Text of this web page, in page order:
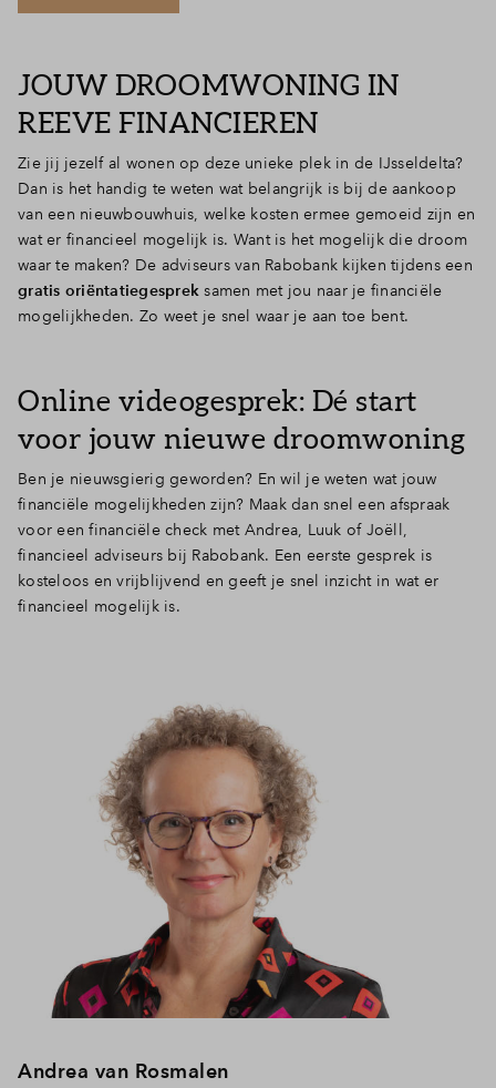
JOUW DROOMWONING IN
REEVE FINANCIEREN
Zie jij jezelf al wonen op deze unieke plek in de IJsseldelta?
Dan is het handig te weten wat belangrijk is bij de aankoop
van een nieuwbouwhuis, welke kosten ermee gemoeid zijn en
wat er financieel mogelijk is. Want is het mogelijk die droom
waar te maken? De adviseurs van Rabobank kijken tijdens een
gratis oriëntatiegesprek samen met jou naar je financiële
mogelijkheden. Zo weet je snel waar je aan toe bent.
Online videogesprek: Dé start
voor jouw nieuwe droomwoning
Ben je nieuwsgierig geworden? En wil je weten wat jouw
financiële mogelijkheden zijn? Maak dan snel een afspraak
voor een financiële check met Andrea, Luuk of Joëll,
financieel adviseurs bij Rabobank. Een eerste gesprek is
kosteloos en vrijblijvend en geeft je snel inzicht in wat er
financieel mogelijk is.
Andrea van Rosmalen